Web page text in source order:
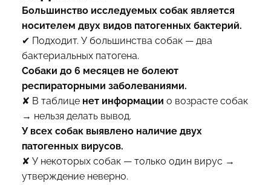
Большинство исследуемых собак является
носителем двух видов патогенных бактерий.
✔ Подходит. У большинства собак — два
бактериальных патогена.
Собаки до 6 месяцев не болеют
респираторными заболеваниями.
✘ В таблице нет информации о возрасте собак
→ нельзя делать вывод.
У всех собак выявлено наличие двух
патогенных вирусов.
✘ У некоторых собак — только один вирус →
утверждение неверно.